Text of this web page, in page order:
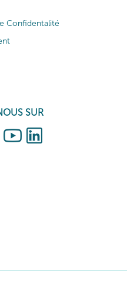
Confidentalité
SUR